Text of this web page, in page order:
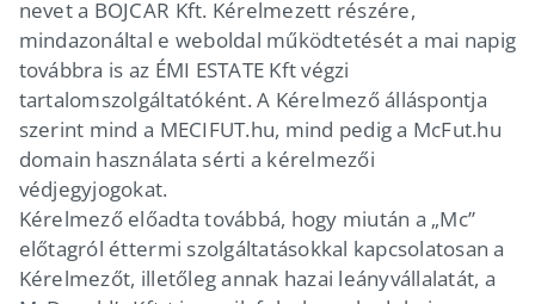
nevet a BOJCAR Kft. Kérelmezett részére,
mindazonáltal e weboldal működtetését a mai napig
továbbra is az ÉMI ESTATE Kft végzi
tartalomszolgáltatóként. A Kérelmező álláspontja
szerint mind a MECIFUT.hu, mind pedig a McFut.hu
domain használata sérti a kérelmezői
védjegyjogokat.
Kérelmező előadta továbbá, hogy miután a „Mc”
előtagról éttermi szolgáltatásokkal kapcsolatosan a
Kérelmezőt, illetőleg annak hazai leányvállalatát, a